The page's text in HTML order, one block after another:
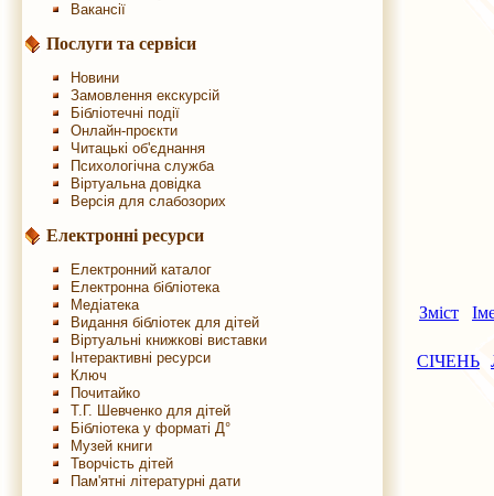
Вакансії
Послуги та сервіси
Новини
Замовлення екскурсій
Бібліотечні події
Онлайн-проєкти
Читацькі об'єднання
Психологічна служба
Віртуальна довідка
Версія для слабозорих
Електронні ресурси
Електронний каталог
Електронна бібліотека
Медіатека
Видання бібліотек для дітей
Віртуальні книжкові виставки
Інтерактивні ресурси
Ключ
Почитайко
Т.Г. Шевченко для дітей
Бібліотека у форматі Д°
Музей книги
Творчість дітей
Пам'ятні літературні дати
Зміст
СІЧЕНЬ